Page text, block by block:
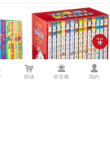
낙
商城
끤
听音频
넙
我的